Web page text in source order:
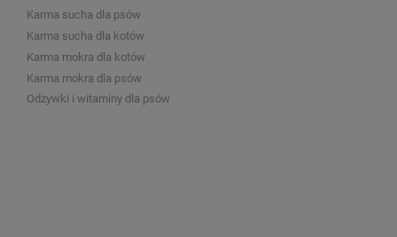
Karma sucha dla psów
Karma sucha dla kotów
Karma mokra dla kotów
Karma mokra dla psów
Odżywki i witaminy dla psów